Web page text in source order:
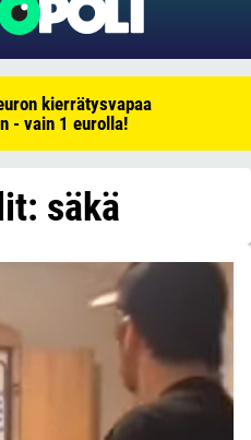
kierrätysvapaa
- vain 1 eurolla!
säkä